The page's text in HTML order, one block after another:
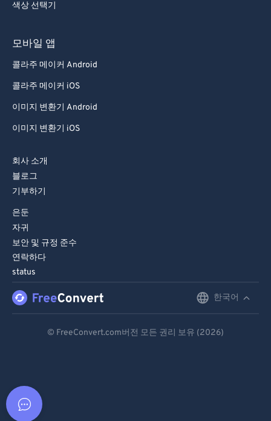
색상 선택기
모바일 앱
콜라주 메이커 Android
콜라주 메이커 iOS
이미지 변환기 Android
이미지 변환기 iOS
회사 소개
블로그
기부하기
은둔
자귀
보안 및 규정 준수
연락하다
status
한국어
© FreeConvert.com버전 모든 권리 보유 (2026)